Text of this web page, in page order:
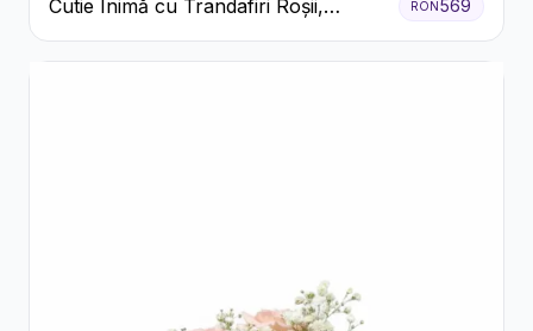
Cutie Inimă cu Trandafiri Roșii,
Crizanteme Albe și Bomboane
Raffaello
RON569